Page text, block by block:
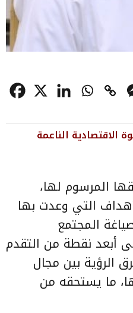
الاقتصادية الناعمة
في طريقها المرسوم لها،
التي وعدت بها
المجتمع
أبعد نقطة من التقدم
الرؤية بين مجال
ما يستحقه من